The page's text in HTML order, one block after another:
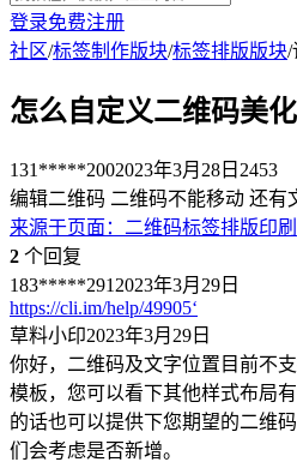
登录免费注册
社区/标签制作版块/标签排版版块/
怎么自定义二维码美化
131*****2002023年3月28日 2453
编辑二维码 二维码不能移动 还有
来源于页面 ： 二维码标签排版印刷
2 个回复
183*****291 2023年3月29日
https://cli.im/help/49905‘
草料小印2023年3月29日
你好，二维码及文字位置目前不
模板，您可以看下其他样式布局
的话也可以提供下您期望的二维
们会考虑是否新增。